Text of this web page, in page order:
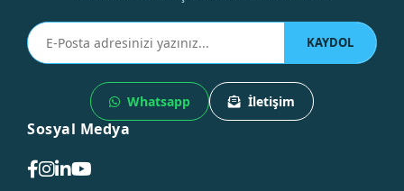
KAYDOL
Whatsapp İletişim
Sosyal Medya